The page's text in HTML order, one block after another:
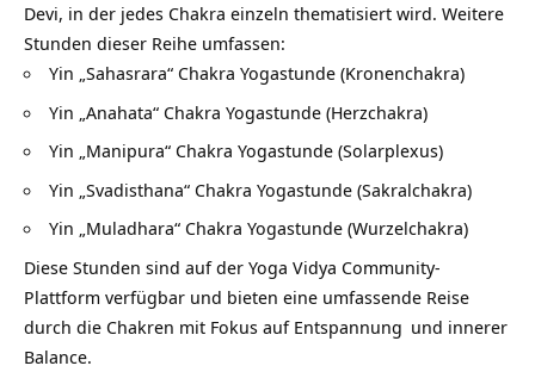
Devi, in der jedes Chakra einzeln thematisiert wird. Weitere
Stunden dieser Reihe umfassen:
Yin „Sahasrara“ Chakra Yogastunde (Kronenchakra)
Yin „Anahata“ Chakra Yogastunde (Herzchakra)
Yin „Manipura“ Chakra Yogastunde (Solarplexus)
Yin „Svadisthana“ Chakra Yogastunde (Sakralchakra)
Yin „Muladhara“ Chakra Yogastunde (Wurzelchakra)
Diese Stunden sind auf der Yoga Vidya Community-
Plattform verfügbar und bieten eine umfassende Reise
durch die Chakren mit Fokus auf Entspannung und innerer
Balance.